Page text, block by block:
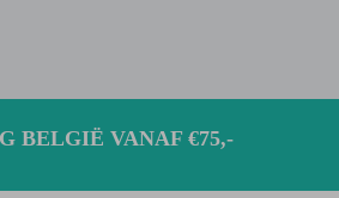
BELGIË VANAF €75,-